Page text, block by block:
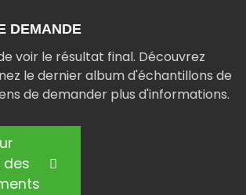
DEMANDE
voir le résultat final. Découvrez
le dernier album d'échantillons de
de demander plus d'informations.